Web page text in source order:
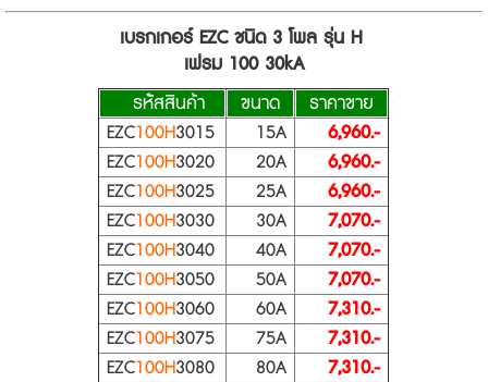
เบรกเกอร์ EZC ชนิด 3 โพล รุ่น H
เฟรม 100 30kA
รห้ัสสินค้า
ขนาด
ราคาขาย
EZC100H3015 15A
6,960.-
EZC100H3020 20A
6,960.-
EZC100H3025 25A
6,960.-
EZC100H3030 30A
7,070.-
EZC100H3040 40A
7,070.-
EZC100H3050 50A
7,070.-
EZC100H3060 60A
7,310.-
EZC100H3075 75A
7,310.-
EZC100H3080 80A
7,310.-